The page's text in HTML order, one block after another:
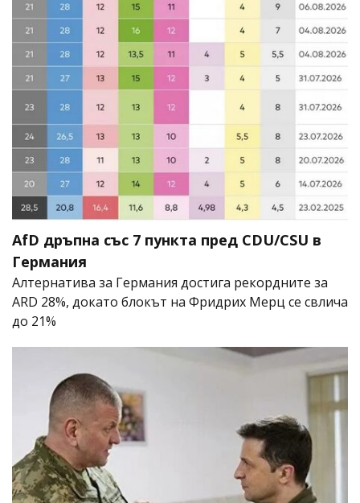
AfD дръпна със 7 пункта пред CDU/CSU в
Германия
Алтернатива за Германия достига рекордните за
ARD 28%, докато блокът на Фридрих Мерц се свлича
до 21%